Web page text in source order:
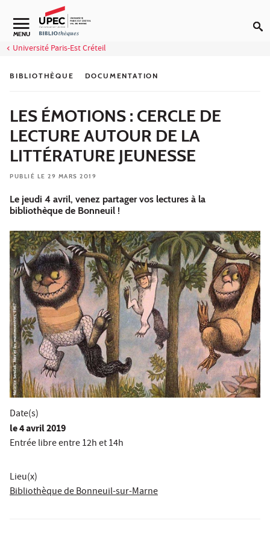
Aller au contenu
Navigation secondaire
MENU
Université Paris-Est Créteil
BIBLIOTHÈQUE DOCUMENTATION
LES ÉMOTIONS : CERCLE DE
LECTURE AUTOUR DE LA
LITTÉRATURE JEUNESSE
PUBLIÉ LE 29 MARS 2019
Le jeudi 4 avril, venez partager vos lectures à la
bibliothèque de Bonneuil !
Date(s)
le4 avril 2019
Entrée libre entre 12h et 14h
Lieu(x)
Bibliothèque de Bonneuil-sur-Marne